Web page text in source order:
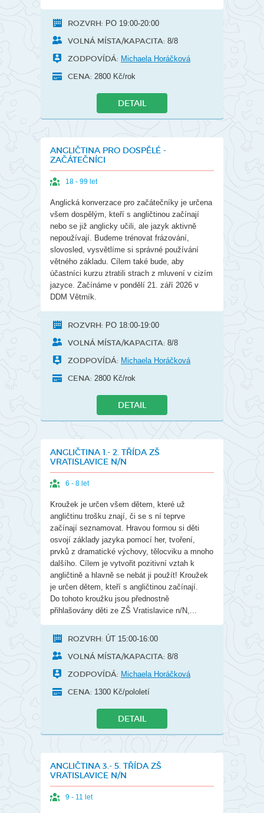
ROZVRH: PO 19:00-20:00
VOLNÁ MÍSTA/KAPACITA: 8/8
ZODPOVÍDÁ: Michaela Horáčková
CENA: 2800 Kč/rok
DETAIL
ANGLIČTINA PRO DOSPĚLÉ -
ZAČÁTEČNÍCI
18 - 99 let
Anglická konverzace pro začátečníky je určena
všem dospělým, kteří s angličtinou začínají
nebo se již anglicky učili, ale jazyk aktivně
nepoužívají. Budeme trénovat frázování,
slovosled, vysvětlíme si správné používání
větného základu. Cílem také bude, aby
účastníci kurzu ztratili strach z mluvení v cizím
jazyce. Začínáme v pondělí 21. září 2026 v
DDM Větrník.
ROZVRH: PO 18:00-19:00
VOLNÁ MÍSTA/KAPACITA: 8/8
ZODPOVÍDÁ: Michaela Horáčková
CENA: 2800 Kč/rok
DETAIL
ANGLIČTINA 1.- 2. TŘÍDA ZŠ
VRATISLAVICE N/N
6 - 8 let
Kroužek je určen všem dětem, které už
angličtinu trošku znají, či se s ní teprve
začínají seznamovat. Hravou formou si děti
osvojí základy jazyka pomocí her, tvoření,
prvků z dramatické výchovy, tělocviku a mnoho
dalšího. Cílem je vytvořit pozitivní vztah k
angličtině a hlavně se nebát ji použít! Kroužek
je určen dětem, kteří s angličtinou začínají.
Do tohoto kroužku jsou přednostně
přihlašovány děti ze ZŠ Vratislavice n/N,...
ROZVRH: ÚT 15:00-16:00
VOLNÁ MÍSTA/KAPACITA: 8/8
ZODPOVÍDÁ: Michaela Horáčková
CENA: 1300 Kč/pololetí
DETAIL
ANGLIČTINA 3.- 5. TŘÍDA ZŠ
VRATISLAVICE N/N
9 - 11 let